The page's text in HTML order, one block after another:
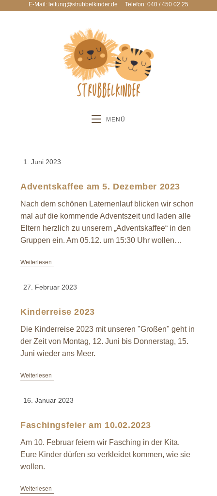
E-Mail: leitung@strubbelkinder.de Telefon: 040 / 450 02 25
MENÜ
1. Juni 2023
Adventskaffee am 5. Dezember 2023
Nach dem schönen Laternenlauf blicken wir schon
mal auf die kommende Adventszeit und laden alle
Eltern herzlich zu unserem „Adventskaffee“ in den
Gruppen ein. Am 05.12. um 15:30 Uhr wollen…
Weiterlesen
27. Februar 2023
Kinderreise 2023
Die Kinderreise 2023 mit unseren "Großen" geht in
der Zeit von Montag, 12. Juni bis Donnerstag, 15.
Juni wieder ans Meer.
Weiterlesen
16. Januar 2023
Faschingsfeier am 10.02.2023
Am 10. Februar feiern wir Fasching in der Kita.
Eure Kinder dürfen so verkleidet kommen, wie sie
wollen.
Weiterlesen